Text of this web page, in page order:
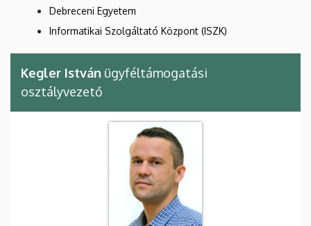
Debreceni Egyetem
Informatikai Szolgáltató Központ (ISZK)
Kegler István ügyféltámogatási
osztályvezető